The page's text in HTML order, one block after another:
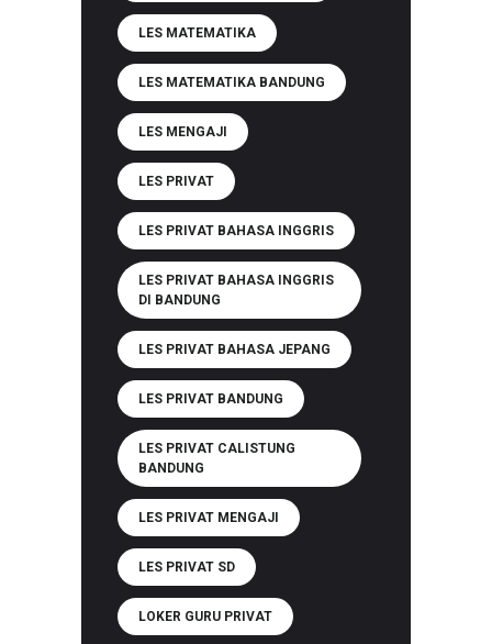
LES MATEMATIKA
LES MATEMATIKA BANDUNG
LES MENGAJI
LES PRIVAT
LES PRIVAT BAHASA INGGRIS
LES PRIVAT BAHASA INGGRIS
DI BANDUNG
LES PRIVAT BAHASA JEPANG
LES PRIVAT BANDUNG
LES PRIVAT CALISTUNG
BANDUNG
LES PRIVAT MENGAJI
LES PRIVAT SD
LOKER GURU PRIVAT